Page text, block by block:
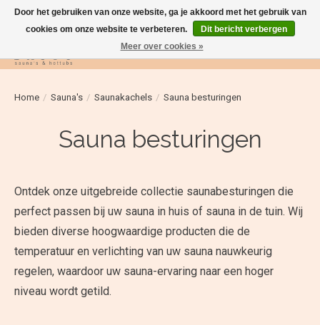
Verlanglijst
Home / Sauna's / Saunakachels / Sauna besturingen
Sauna besturingen
Ontdek onze uitgebreide collectie saunabesturingen die
perfect passen bij uw sauna in huis of sauna in de tuin. Wij
bieden diverse hoogwaardige producten die de
temperatuur en verlichting van uw sauna nauwkeurig
regelen, waardoor uw sauna-ervaring naar een hoger
niveau wordt getild.
Door het gebruiken van onze website, ga je akkoord met het gebruik van
cookies om onze website te verbeteren.
Dit bericht verbergen
Meer over cookies »